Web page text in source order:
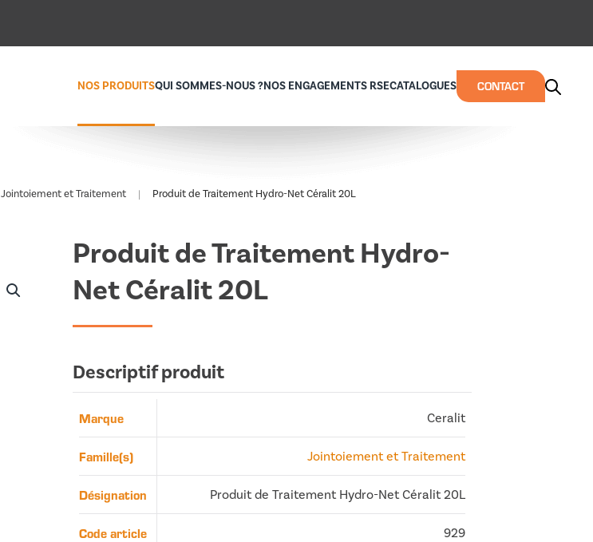
NOS PRODUITSQUI SOMMES-NOUS ?NOS ENGAGEMENTS RSECATALOGUES CONTACT
Jointoiement et Traitement Produit de Traitement Hydro-Net Céralit 20L
Produit de Traitement Hydro-
Net Céralit 20L
Descriptif produit
Marque Ceralit
Famille(s) Jointoiement et Traitement
Désignation Produit de Traitement Hydro-Net Céralit 20L
Code article 929